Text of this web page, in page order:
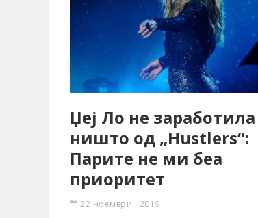
Џеј Ло не заработила
ништо од „Hustlers“:
Парите не ми беа
приоритет
22 ноември , 2019